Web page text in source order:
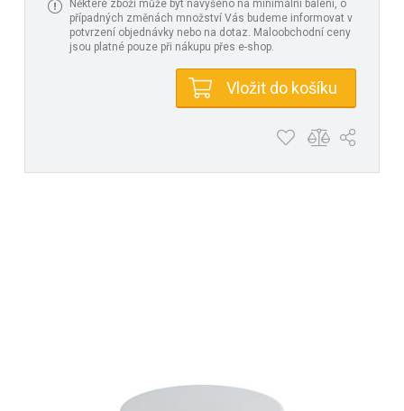
Některé zboží může být navýšeno na minimální balení, o
případných změnách množství Vás budeme informovat v
potvrzení objednávky nebo na dotaz. Maloobchodní ceny
jsou platné pouze při nákupu přes e-shop.
Vložit do košíku